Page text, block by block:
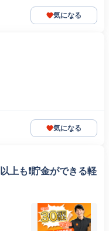
気になる
気になる
上も❗️貯金ができる軽